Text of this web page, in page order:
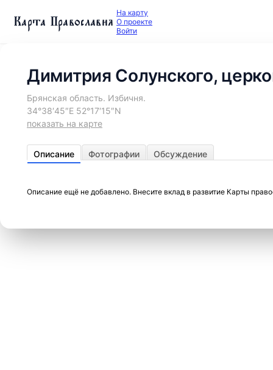
Карта Православия На карту
О проекте
Войти
Димитрия Солунского,
Брянская область. Избичня.
34°38′45″E 52°17′15″N
показать на карте
Описание Фотографии Обсуждение
Описание ещё не добавлено. Внесите вклад в развитие Карты